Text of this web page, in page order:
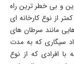
و بی خطر ترین راه
از نوع کارخانه ای
مانند سرطان های
سیگاری که به مدت
با افرادی که از نوع